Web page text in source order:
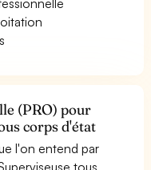
(PRO) pour
corps d'état
l'on entend par
tous